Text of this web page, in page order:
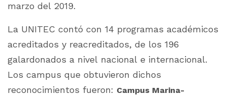
marzo del 2019.
La UNITEC contó con 14 programas académicos
acreditados y reacreditados, de los 196
galardonados a nivel nacional e internacional.
Los campus que obtuvieron dichos
reconocimientos fueron: Campus Marina-